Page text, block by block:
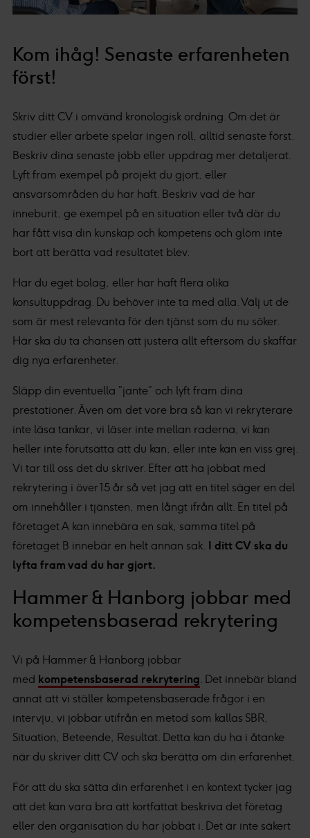
Kom ihåg! Senaste erfarenheten
först!
Skriv ditt CV i omvänd kronologisk ordning. Om det är
studier eller arbete spelar ingen roll, alltid senaste först.
Beskriv dina senaste jobb eller uppdrag mer detaljerat.
Lyft fram exempel på projekt du gjort, eller
ansvarsområden du har haft. Beskriv vad de har
inneburit, ge exempel på en situation eller två där du
har fått visa din kunskap och kompetens och glöm inte
bort att berätta vad resultatet blev.
Har du eget bolag, eller har haft flera olika
konsultuppdrag. Du behöver inte ta med alla. Välj ut de
som är mest relevanta för den tjänst som du nu söker.
Här ska du ta chansen att justera allt eftersom du skaffar
dig nya erfarenheter.
Släpp din eventuella ”jante” och lyft fram dina
prestationer. Även om det vore bra så kan vi rekryterare
inte läsa tankar, vi läser inte mellan raderna, vi kan
heller inte förutsätta att du kan, eller inte kan en viss grej.
Vi tar till oss det du skriver. Efter att ha jobbat med
rekrytering i över 15 år så vet jag att en titel säger en del
om innehåller i tjänsten, men långt ifrån allt. En titel på
företaget A kan innebära en sak, samma titel på
företaget B innebär en helt annan sak.
I ditt CV ska du
lyfta fram vad du har gjort.
Hammer & Hanborg jobbar med
kompetensbaserad rekrytering
Vi på Hammer & Hanborg jobbar
med kompetensbaserad rekrytering. Det innebär bland
annat att vi ställer kompetensbaserade frågor i en
intervju, vi jobbar utifrån en metod som kallas SBR,
Situation, Beteende, Resultat. Detta kan du ha i åtanke
när du skriver ditt CV och ska berätta om din erfarenhet.
För att du ska sätta din erfarenhet i en kontext tycker jag
att det kan vara bra att kortfattat beskriva det företag
eller den organisation du har jobbat i. Det är inte säkert